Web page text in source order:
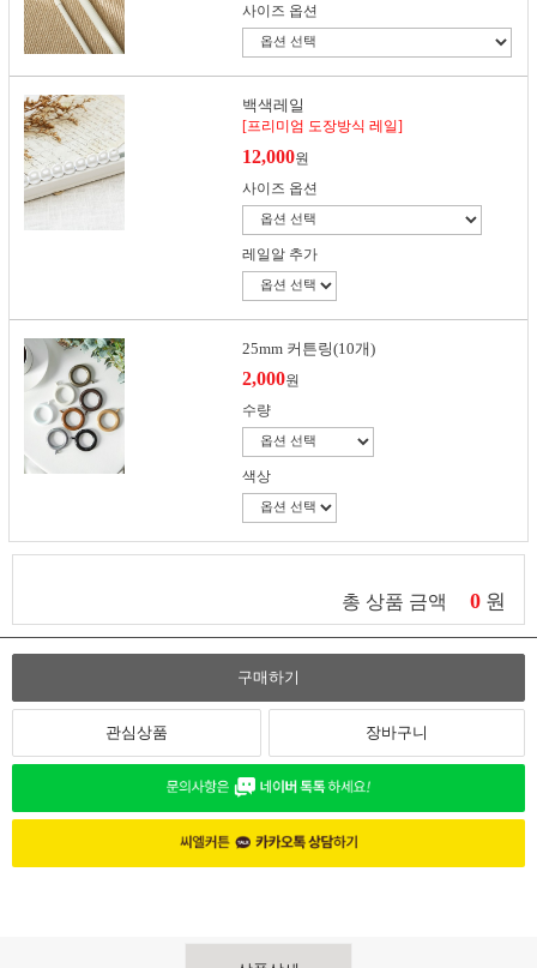
사이즈 옵션
백색레일
[프리미엄 도장방식 레일]
12,000원
사이즈 옵션
레일알 추가
25mm 커튼링(10개)
2,000원
수량
색상
총 상품 금액 0 원
구매하기
관심상품 장바구니